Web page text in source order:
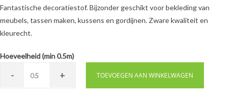
Fantastische decoratiestof. Bijzonder geschikt voor bekleding van
meubels, tassen maken, kussens en gordijnen. Zware kwaliteit en
kleurecht.
Hoeveelheid (min 0.5m)
- 0. + TOEVOEGEN AAN WINKELWAGEN